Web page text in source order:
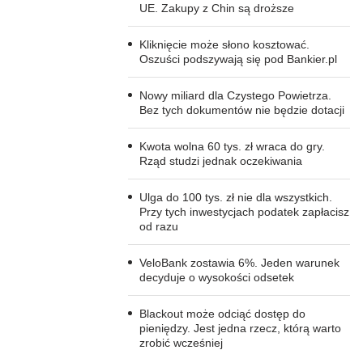
UE. Zakupy z Chin są droższe
Kliknięcie może słono kosztować.
Oszuści podszywają się pod Bankier.pl
Nowy miliard dla Czystego Powietrza.
Bez tych dokumentów nie będzie dotacji
Kwota wolna 60 tys. zł wraca do gry.
Rząd studzi jednak oczekiwania
Ulga do 100 tys. zł nie dla wszystkich.
Przy tych inwestycjach podatek zapłacisz
od razu
VeloBank zostawia 6%. Jeden warunek
decyduje o wysokości odsetek
Blackout może odciąć dostęp do
pieniędzy. Jest jedna rzecz, którą warto
zrobić wcześniej